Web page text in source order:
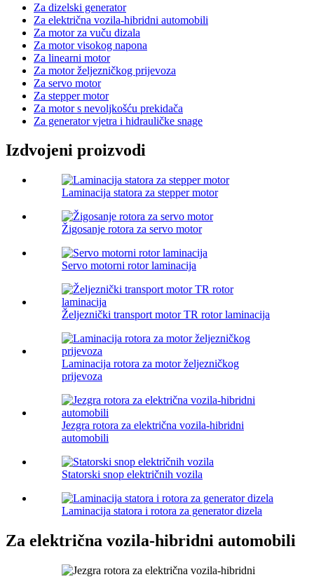
Za dizelski generator
Za električna vozila-hibridni automobili
Za motor za vuču dizala
Za motor visokog napona
Za linearni motor
Za motor željezničkog prijevoza
Za servo motor
Za stepper motor
Za motor s nevoljkošću prekidača
Za generator vjetra i hidrauličke snage
Izdvojeni proizvodi
Laminacija statora za stepper motor
Žigosanje rotora za servo motor
Servo motorni rotor laminacija
Željeznički transport motor TR rotor laminacija
Laminacija rotora za motor željezničkog
prijevoza
Jezgra rotora za električna vozila-hibridni
automobili
Statorski snop električnih vozila
Laminacija statora i rotora za generator dizela
Za električna vozila-hibridni automobili